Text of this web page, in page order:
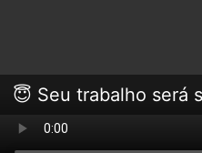
😇 Seu trabalho será